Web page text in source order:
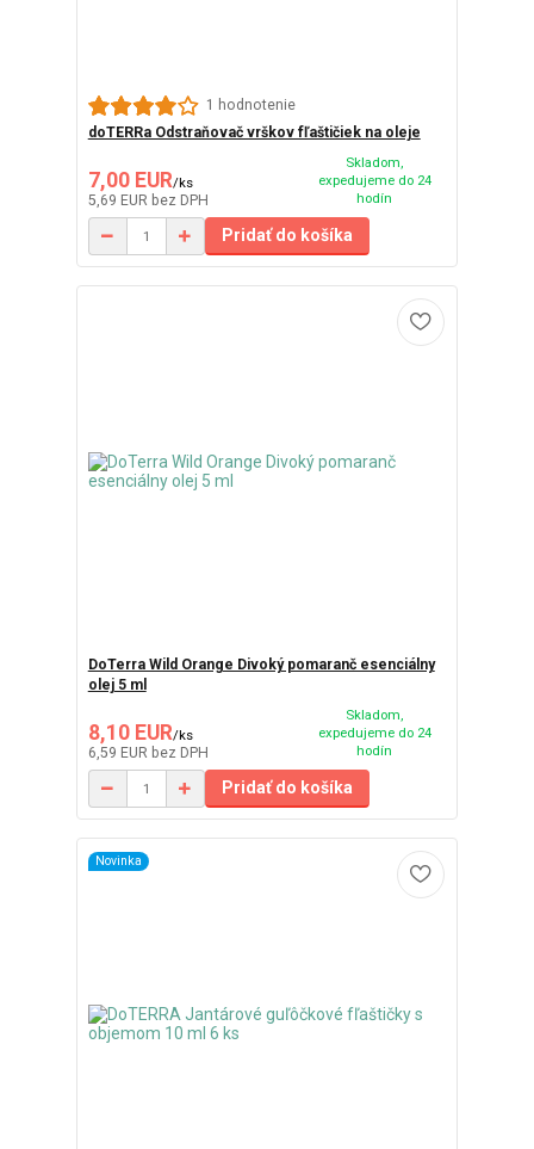
1 hodnotenie
doTERRa Odstraňovač vrškov fľaštičiek na oleje
7,00 EUR/ks
5,69 EUR bez DPH
Skladom,
expedujeme do 24
hodín
Pridať do košíka
DoTerra Wild Orange Divoký pomaranč esenciálny
olej 5 ml
8,10 EUR/ks
6,59 EUR bez DPH
Skladom,
expedujeme do 24
hodín
Pridať do košíka
Novinka